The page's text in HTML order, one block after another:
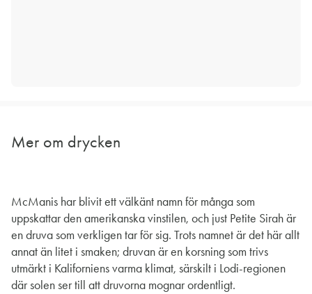
Mer om drycken
McManis har blivit ett välkänt namn för många som
uppskattar den amerikanska vinstilen, och just Petite Sirah är
en druva som verkligen tar för sig. Trots namnet är det här allt
annat än litet i smaken; druvan är en korsning som trivs
utmärkt i Kaliforniens varma klimat, särskilt i Lodi-regionen
där solen ser till att druvorna mognar ordentligt.